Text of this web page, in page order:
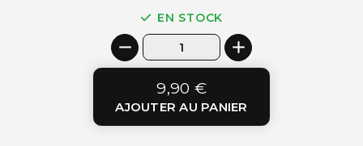
EN STOCK
9,90 €
AJOUTER AU PANIER